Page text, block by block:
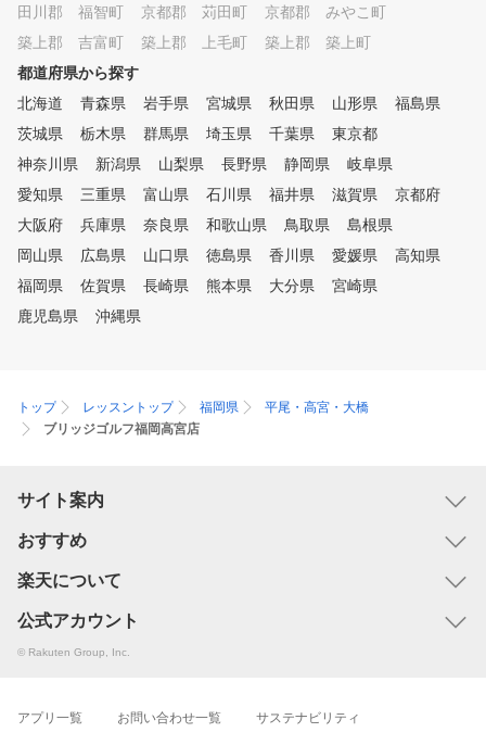
田川郡 福智町
京都郡 苅田町
京都郡 みやこ町
築上郡 吉富町
築上郡 上毛町
築上郡 築上町
都道府県から探す
北海道
青森県 岩手県 宮城県 秋田県 山形県
福島県
茨城県
栃木県 群馬県 埼玉県 千葉県
東京都
神奈川県
新潟県 山梨県 長野県 静岡県
岐阜県
愛知県
三重県 富山県 石川県 福井県 滋賀県
京都府
大阪府
兵庫県 奈良県 和歌山県 鳥取県
島根県
岡山県
広島県 山口県 徳島県 香川県 愛媛県
高知県
福岡県
佐賀県 長崎県 熊本県 大分県
宮崎県
鹿児島県
沖縄県
トップ レッスントップ 福岡県
平尾・高宮・大橋
ブリッジゴルフ福岡高宮店
サイト案内
おすすめ
楽天について
公式アカウント
© Rakuten Group, Inc.
アプリ一覧 お問い合わせ一覧 サステナビリティ